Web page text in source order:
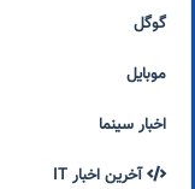
گوگل
موبایل
اخبار سینما
آخرین اخبار IT